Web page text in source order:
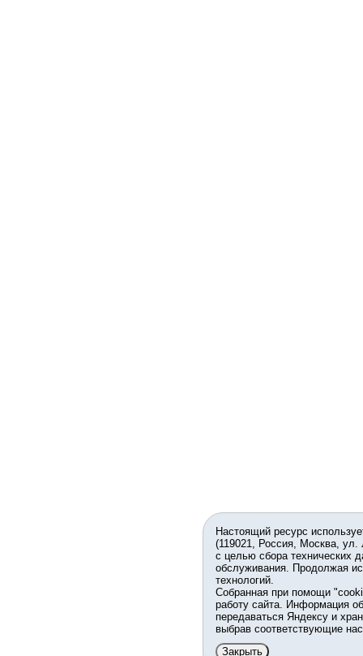
Настоящий ресурс
(119021, Россия, Москва,
с целью сбора технических
обслуживания. Продолжая
технологий.
Собранная при помощи
работу сайта. Информация
передаваться Яндексу и
выбрав соответствующие
Закрыть